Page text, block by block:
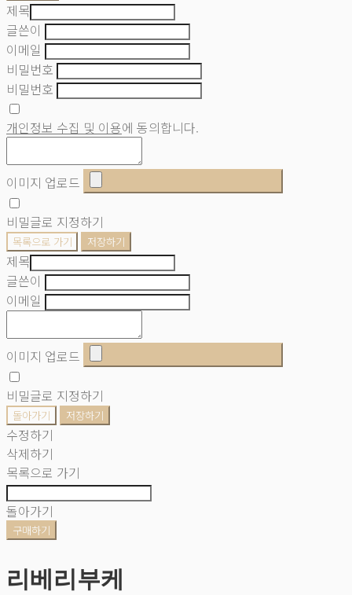
제목
글쓴이
이메일
비밀번호
비밀번호
개인정보 수집 및 이용에 동의합니다.
이미지 업로드
비밀글로 지정하기
목록으로 가기 저장하기
제목
글쓴이
이메일
이미지 업로드
비밀글로 지정하기
돌아가기 저장하기
수정하기
삭제하기
목록으로 가기
돌아가기
구매하기
리베리부케